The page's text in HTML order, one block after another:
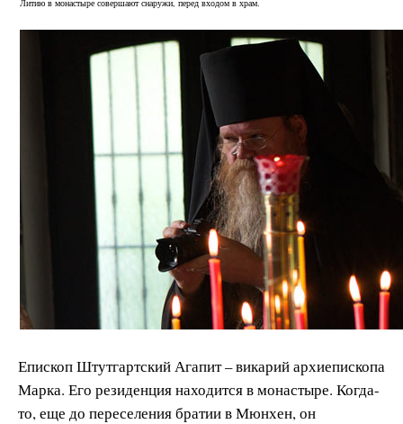
Литию в монастыре совершают снаружи, перед входом в храм.
Епископ Штутгартский Агапит – викарий архиепископа
Марка. Его резиденция находится в монастыре. Когда-
то, еще до переселения братии в Мюнхен, он